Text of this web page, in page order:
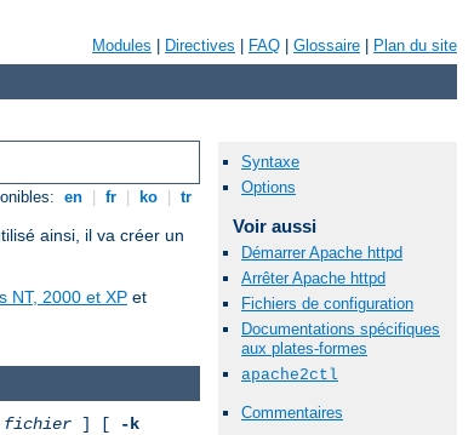
Modules Directives FAQ Glossaire Plan du site
en fr ko tr
ainsi, il va créer un
NT, 2000 et XP et
Syntaxe
Options
Voir aussi
Démarrer Apache httpd
Arrêter Apache httpd
Fichiers de configuration
Documentations spécifiques
aux plates-formes
apache2ctl
Commentaires
fichier ] [
-k